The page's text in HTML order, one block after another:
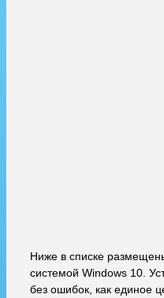
Ниже в списке
системой Windows 10.
без ошибок, как единое